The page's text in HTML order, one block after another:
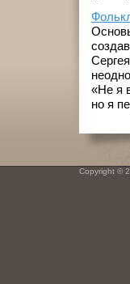
«Не я
но я
Copyright ©